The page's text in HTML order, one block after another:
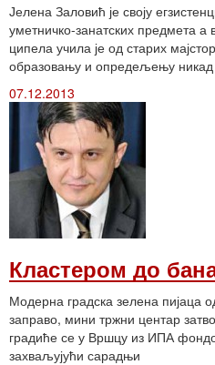
Јелена Заловић је своју
уметничко-занатских предмета
ципела учила је од старих
образовању и опредељењу никад
07.12.2013
Кластером до
Модерна градска зелена пијаца
заправо, мини тржни центар
градиће се у Вршцу из ИПА
захваљујући сарадњи